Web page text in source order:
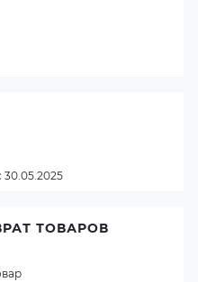
ТОВАРОВ